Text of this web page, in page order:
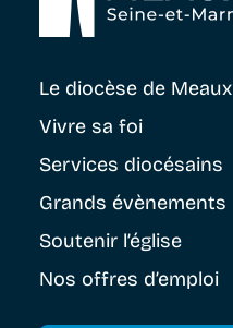
Le diocèse de Meaux
Vivre sa foi
Services diocésains
Grands évènements
Soutenir l’église
Nos offres d’emploi